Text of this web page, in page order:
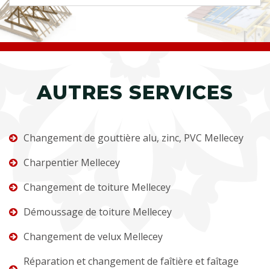
AUTRES SERVICES
Changement de gouttière alu, zinc, PVC Mellecey
Charpentier Mellecey
Changement de toiture Mellecey
Démoussage de toiture Mellecey
Changement de velux Mellecey
Réparation et changement de faîtière et faîtage